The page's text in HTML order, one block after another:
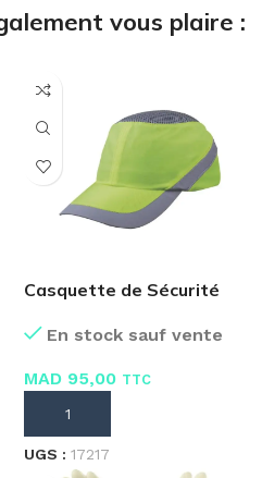
vous plaire :
Casquette de Sécurité
En stock sauf vente
MAD 95,00 TTC
AJOUTER AU PANIER
UGS : 17217